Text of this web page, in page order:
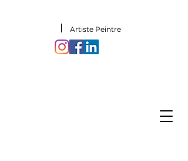
Artiste Peintre